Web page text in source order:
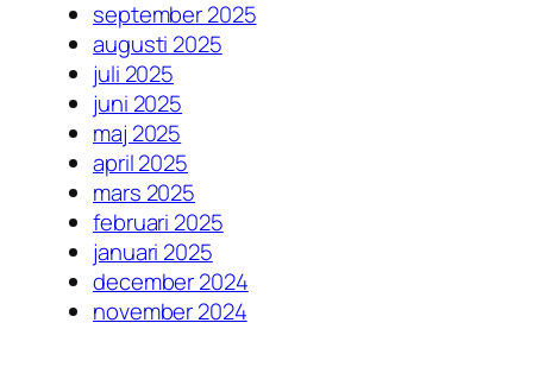
september 2025
augusti 2025
juli 2025
juni 2025
maj 2025
april 2025
mars 2025
februari 2025
januari 2025
december 2024
november 2024